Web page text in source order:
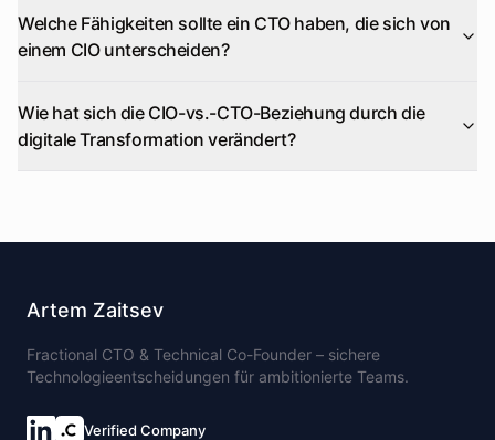
Welche Fähigkeiten sollte ein CTO haben, die sich von
einem CIO unterscheiden?
Wie hat sich die CIO-vs.-CTO-Beziehung durch die
digitale Transformation verändert?
Artem Zaitsev
Fractional CTO & Technical Co-Founder – sichere
Technologieentscheidungen für ambitionierte Teams.
Verified Company